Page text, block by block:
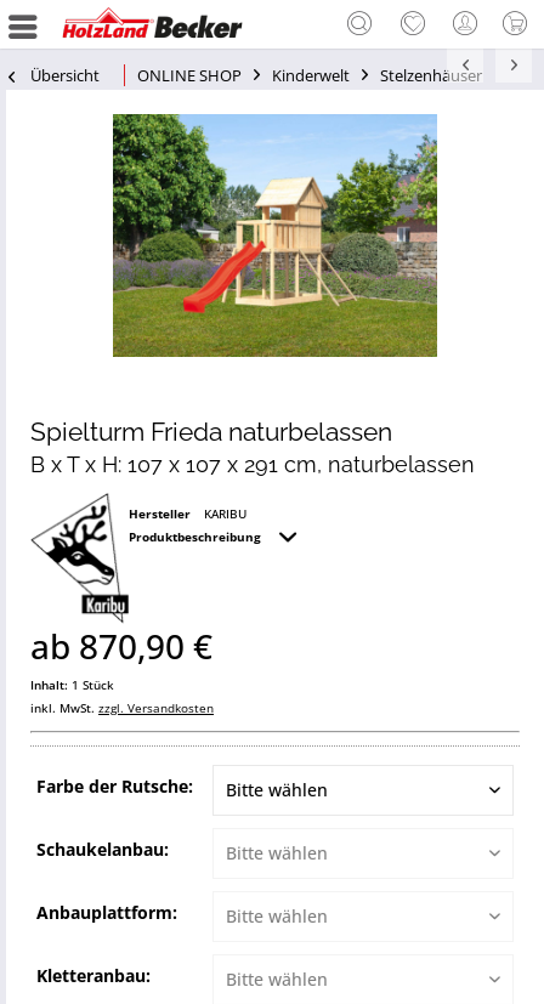
Übersicht ONLINE SHOP Kinderwelt Stelzenhäuser
Spielturm Frieda naturbelassen
B x T x H: 107 x 107 x 291 cm, naturbelassen
Hersteller
KARIBU
Produktbeschreibung
ab 870,90 €
Inhalt: 1 Stück
inkl. MwSt. zzgl. Versandkosten
Farbe der Rutsche:
Schaukelanbau:
Anbauplattform:
Kletteranbau: